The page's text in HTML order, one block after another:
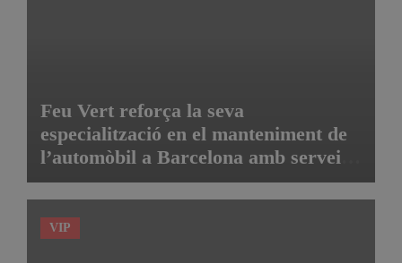
Feu Vert reforça la seva
especialització en el manteniment de
l’automòbil a Barcelona amb serveis
de taller i mecànica avançada
VIP